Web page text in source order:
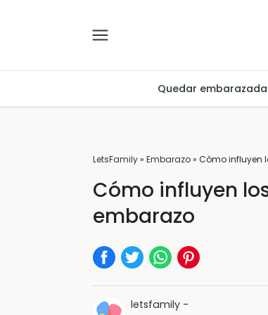
Quedar embarazada
LetsFamily» Embarazo» Cómo influyen
Cómo influyen
embarazo
letsfamily -